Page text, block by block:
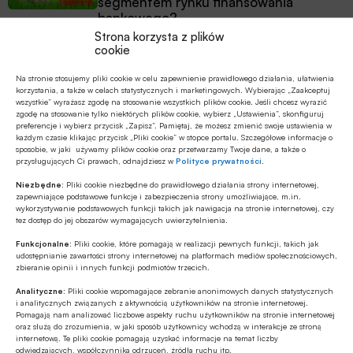
Strona korzysta z plików
cookie
Na stronie stosujemy pliki cookie w celu zapewnienie prawidłowego działania, ułatwienia
korzystania, a także w celach statystycznych i marketingowych. Wybierając „Zaakceptuj
wszystkie” wyrażasz zgodę na stosowanie wszystkich plików cookie. Jeśli chcesz wyrazić
zgodę na stosowanie tylko niektórych plików cookie, wybierz „Ustawienia”, skonfiguruj
preferencje i wybierz przycisk „Zapisz”. Pamiętaj, że możesz zmienić swoje ustawienia w
każdym czasie klikając przycisk „Pliki cookie” w stopce portalu. Szczegółowe informacje o
sposobie, w jaki używamy plików cookie oraz przetwarzamy Twoje dane, a także o
przysługujących Ci prawach, odnajdziesz wPolityce prywatności
Niezbędne: Pliki cookie niezbędne do prawidłowego działania strony internetowej,
zapewniające podstawowe funkcje i zabezpieczenia strony umożliwiające, m.in.
wykorzystywanie podstawowych funkcji takich jak nawigacja na stronie internetowej, czy
tez dostęp do jej obszarów wymagających uwierzytelnienia.
Funkcjonalne: Pliki cookie, które pomagają w realizacji pewnych funkcji, takich jak
udostępnianie zawartości strony internetowej na platformach mediów społecznościowych,
zbieranie opinii i innych funkcji podmiotów trzecich.
Analityczne: Pliki cookie wspomagające zebranie anonimowych danych statystycznych
i analitycznych związanych z aktywnością użytkowników na stronie internetowej.
Pomagają nam analizować liczbowe aspekty ruchu użytkowników na stronie internetowej
oraz służą do zrozumienia, w jaki sposób użytkownicy wchodzą w interakcje ze stroną
internetową. Te pliki cookie pomagają uzyskać informacje na temat liczby
odwiedzających, współczynnika odrzuceń, źródła ruchu itp.
bankowego?
Z RYNKU FINANSOWEGO
ustawowych w sprawach frankowych
MULTIMEDIA
Na czym polega faza Discovery?